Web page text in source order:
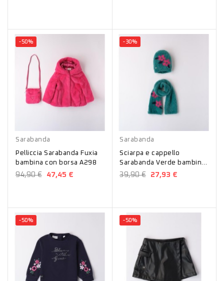
-50%
Sarabanda
Pelliccia Sarabanda Fuxia
bambina con borsa A298
94,90 € 47,45 €
-30%
Sarabanda
Sciarpa e cappello
Sarabanda Verde bambina
A841
39,90 € 27,93 €
-50% -50%